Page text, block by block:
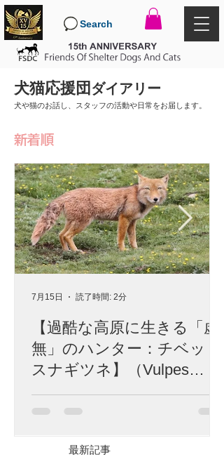
Search
犬猫応援団 ダイアリー
犬や猫のお話し、スタッフの活動や日常をお届します。
新着順
【過酷な高原に生きる「虚
無」のハンター：チベット
スナギツネ】（Vulpes
ferrilata）
標高4,500メートル。 富士山の山頂を遥かに
に、世界中で「最も冷めた表情を持つ」と
7月15日 読了時間: 2分
最新記事